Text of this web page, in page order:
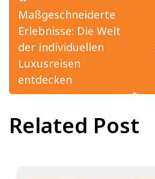
Navigation
Maßgeschneiderte
Erlebnisse: Die Welt
der individuellen
Luxusreisen
entdecken
Related Post